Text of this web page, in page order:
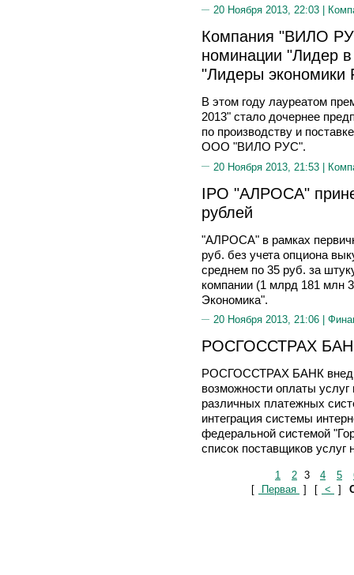
20 Ноября 2013, 22:03 |
Компания "ВИЛО
номинации "Лидер в
"Лидеры экономики
В этом году лауреатом
2013" стало дочернее
по производству и
ООО "ВИЛО РУС".
20 Ноября 2013, 21:53 |
IPO "АЛРОСА"
рублей
"АЛРОСА" в рамках
руб. без учета опциона
среднем по 35 руб. за
компании (1 млрд 181 млн
Экономика".
20 Ноября 2013, 21:06 |
РОСГОССТРАХ
РОСГОССТРАХ БАНК
возможности оплаты услуг
различных платежных
интеграция системы
федеральной системой
список поставщиков услуг
1 2 3 4 5
[
Первая ] [ < ]